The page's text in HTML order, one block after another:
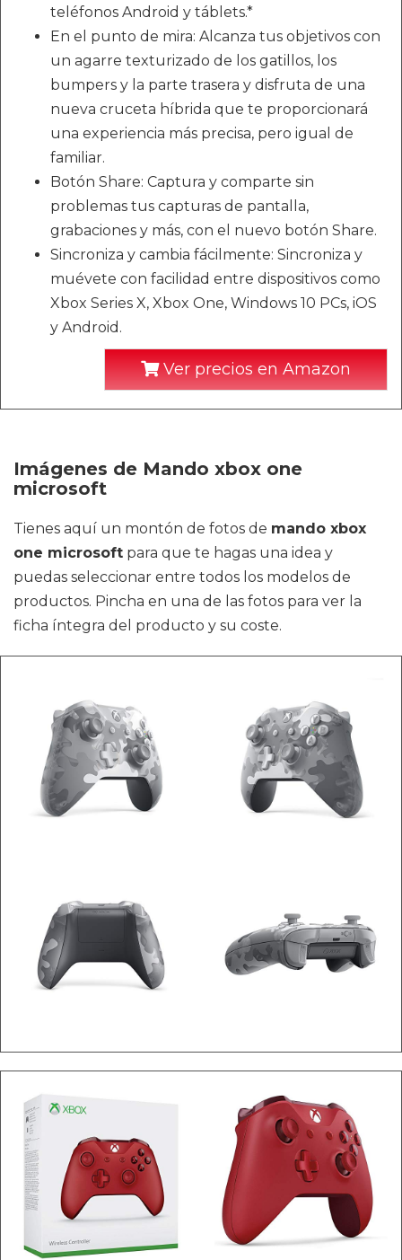
teléfonos Android y táblets.*
En el punto de mira: Alcanza tus objetivos con
un agarre texturizado de los gatillos, los
bumpers y la parte trasera y disfruta de una
nueva cruceta híbrida que te proporcionará
una experiencia más precisa, pero igual de
familiar.
Botón Share: Captura y comparte sin
problemas tus capturas de pantalla,
grabaciones y más, con el nuevo botón Share.
Sincroniza y cambia fácilmente: Sincroniza y
muévete con facilidad entre dispositivos como
Xbox Series X, Xbox One, Windows 10 PCs, iOS
y Android.
Ver precios en Amazon
Imágenes de Mando xbox one
microsoft
Tienes aquí un montón de fotos de mando xbox
one microsoft para que te hagas una idea y
puedas seleccionar entre todos los modelos de
productos. Pincha en una de las fotos para ver la
ficha íntegra del producto y su coste.